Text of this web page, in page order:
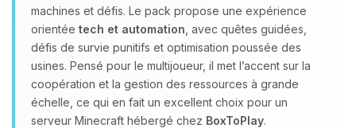
machines et défis. Le pack propose une expérience
orientée tech et automation , avec quêtes guidées,
défis de survie punitifs et optimisation poussée des
usines. Pensé pour le multijoueur, il met l’accent sur la
coopération et la gestion des ressources à grande
échelle, ce qui en fait un excellent choix pour un
serveur Minecraft hébergé chez BoxToPlay.